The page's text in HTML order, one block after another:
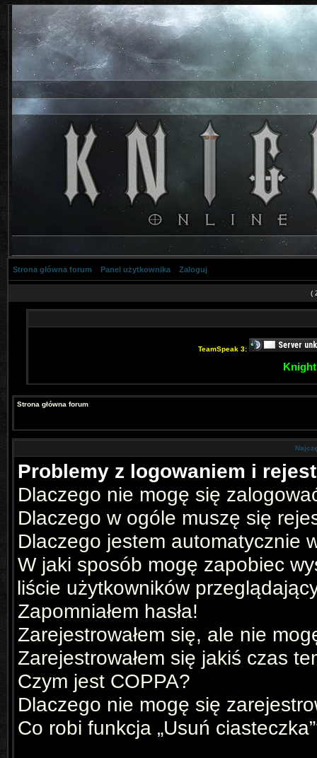
Strona główna forum Panel użytkownika Zaloguj
(
TeamSpeak 3:
Strona główna forum
Problemy z logowaniem i
Dlaczego nie mogę się
Dlaczego w ogóle muszę się
Dlaczego jestem automatycznie
W jaki sposób mogę zapobiec
liście użytkowników
Zapomniałem hasła!
Zarejestrowałem się, ale nie
Zarejestrowałem się jakiś czas
Czym jest COPPA?
Dlaczego nie mogę się
Co robi funkcja „Usuń